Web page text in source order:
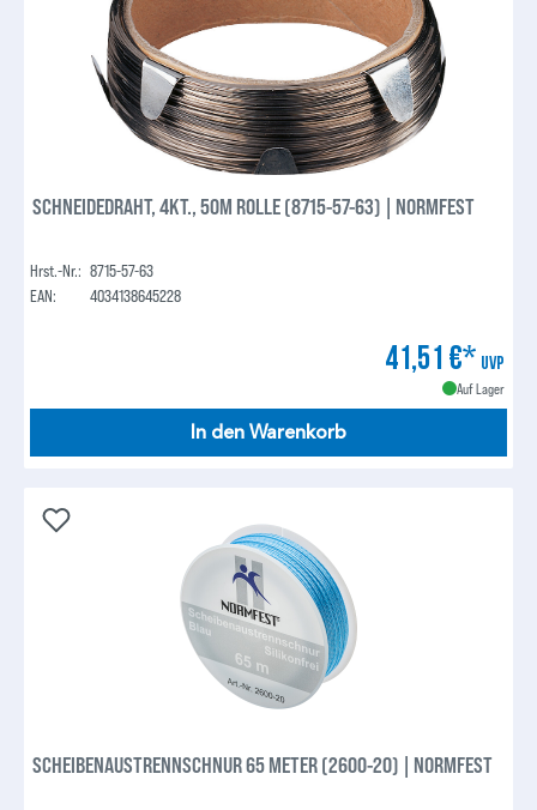
SCHNEIDEDRAHT, 4KT., 50M ROLLE (8715-57-63) | NORMFEST
Hrst.-Nr.: 8715-57-63
EAN:
4034138645228
41,51 €* UVP
Auf Lager
In den Warenkorb
SCHEIBENAUSTRENNSCHNUR 65 METER (2600-20) | NORMFEST